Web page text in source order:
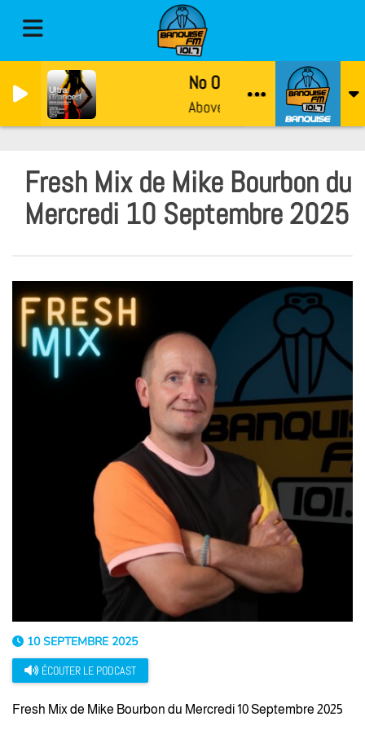
No One On Earth
Above & Beyond, Zoë
Fresh Mix de Mike Bourbon du
Mercredi 10 Septembre 2025
10 SEPTEMBRE 2025
ÉCOUTER LE PODCAST
Fresh Mix de Mike Bourbon du Mercredi 10 Septembre 2025